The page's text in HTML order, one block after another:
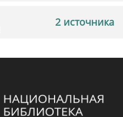
2 источника